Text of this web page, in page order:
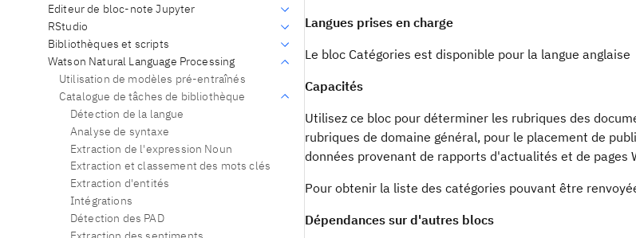
Editeur de bloc-note Jupyter
RStudio
Bibliothèques et scripts
Watson Natural Language Processing
Utilisation de modèles pré-entraînés
Catalogue de tâches de bibliothèque
Détection de la langue
Analyse de syntaxe
Extraction de l'expression Noun
Extraction et classement des mots clés
Extraction d'entités
Intégrations
Détection des PAD
Langues prises en charge
Le bloc Catégories est disponible pour la langue anglaise
Capacités
Utilisez ce bloc pour déterminer les rubriques des
rubriques de domaine général, pour le placement de
données provenant de rapports d'actualités et de pages
Pour obtenir la liste des catégories pouvant être
Dépendances sur d'autres blocs